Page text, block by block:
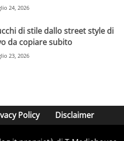
24, 2026
di stile dallo street style di
da copiare subito
23, 2026
Policy Disclaimer